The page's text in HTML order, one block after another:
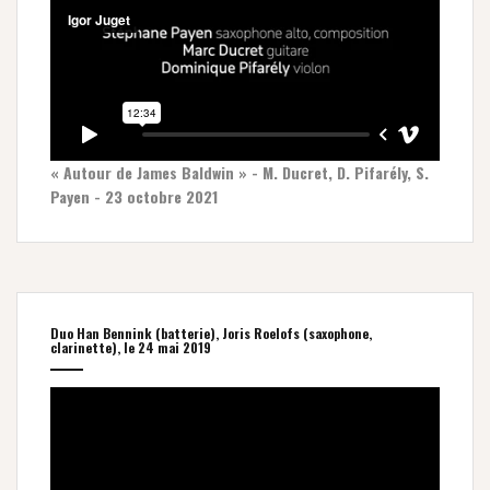
« Autour de James Baldwin » - M. Ducret, D. Pifarély, S.
Payen - 23 octobre 2021
Duo Han Bennink (batterie), Joris Roelofs (saxophone,
clarinette), le 24 mai 2019